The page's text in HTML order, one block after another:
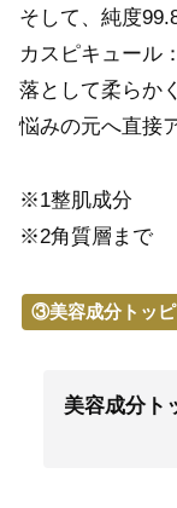
そして、純度
カスピキュール
落として柔らか
悩みの元へ直接
※1整肌成分
※2角質層まで
③美容成分トッ
美容成分ト